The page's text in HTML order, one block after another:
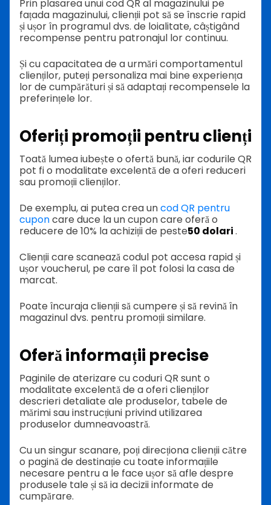
Prin plasarea unui cod QR al magazinului pe
fațada magazinului, clienții pot să se înscrie rapid
și ușor în programul dvs. de loialitate, câștigând
recompense pentru patronajul lor continuu.
Și cu capacitatea de a urmări comportamentul
clienților, puteți personaliza mai bine experiența
lor de cumpărături și să adaptați recompensele la
preferințele lor.
Oferiți promoții pentru clienți
Toată lumea iubește o ofertă bună, iar codurile QR
pot fi o modalitate excelentă de a oferi reduceri
sau promoții clienților.
De exemplu, ai putea crea uncod QR pentru
cuponcare duce la un cupon care oferă o
reducere de 10% la achiziții de peste50 dolari.
Clienții care scanează codul pot accesa rapid și
ușor voucherul, pe care îl pot folosi la casa de
marcat.
Poate încuraja clienții să cumpere și să revină în
magazinul dvs. pentru promoții similare.
Oferă informații precise
Paginile de aterizare cu coduri QR sunt o
modalitate excelentă de a oferi clienților
descrieri detaliate ale produselor, tabele de
mărimi sau instrucțiuni privind utilizarea
produselor dumneavoastră.
Cu un singur scanare, poți direcționa clienții către
o pagină de destinație cu toate informațiile
necesare pentru a le face ușor să afle despre
produsele tale și să ia decizii informate de
cumpărare.